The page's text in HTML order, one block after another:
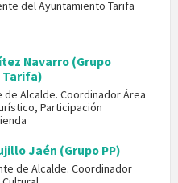
del Ayuntamiento Tarifa
Navarro (Grupo
Tarifa)
de Alcalde. Coordinador Área
Participación
Jaén (Grupo PP)
de Alcalde. Coordinador